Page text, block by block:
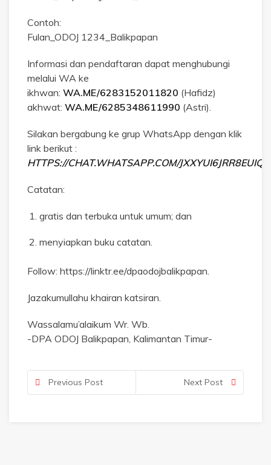
Contoh:
Fulan_ODOJ 1234_Balikpapan
Informasi dan pendaftaran dapat menghubungi
melalui WA ke
ikhwan: WA.ME/6283152011820 (Hafidz)
akhwat: WA.ME/6285348611990 (Astri).
Silakan bergabung ke grup WhatsApp dengan klik
link berikut :
HTTPS://CHAT.WHATSAPP.COM/
Catatan:
gratis dan terbuka untuk umum; dan
menyiapkan buku catatan.
Follow: https://linktr.ee/dpaodojbalikpapan.
Jazakumullahu khairan katsiran.
Wassalamu’alaikum Wr. Wb.
-DPA ODOJ Balikpapan, Kalimantan Timur-
Previous Post Next Post